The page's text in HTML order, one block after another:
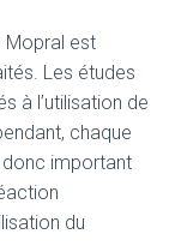
Mopral est
Les études
à l’utilisation de
chaque
important
du